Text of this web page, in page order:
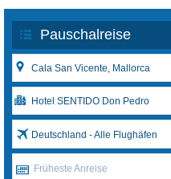
Deutschland - Alle Flughäfen
Früheste Anreise